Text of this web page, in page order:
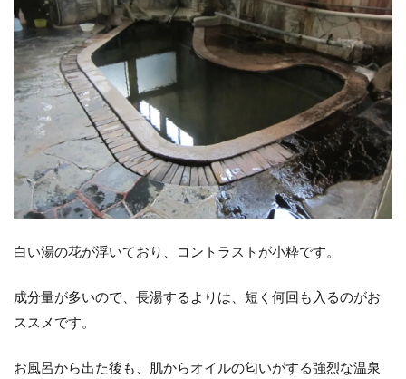
白い湯の花が浮いており、コントラストが小粋です。
成分量が多いので、長湯するよりは、短く何回も入るのがお
ススメです。
お風呂から出た後も、肌からオイルの匂いがする強烈な温泉